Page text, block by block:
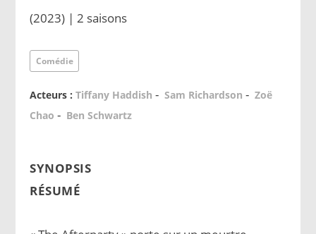
(2023) | 2 saisons
Comédie
Acteurs :Tiffany Haddish - Sam Richardson - Zoë
Chao - Ben Schwartz
SYNOPSIS
RÉSUMÉ